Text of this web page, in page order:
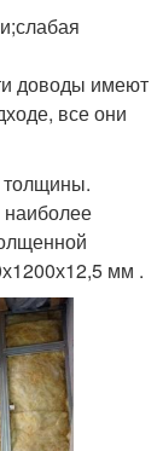
доводы имеют
все они
толщины.
наиболее
мм .